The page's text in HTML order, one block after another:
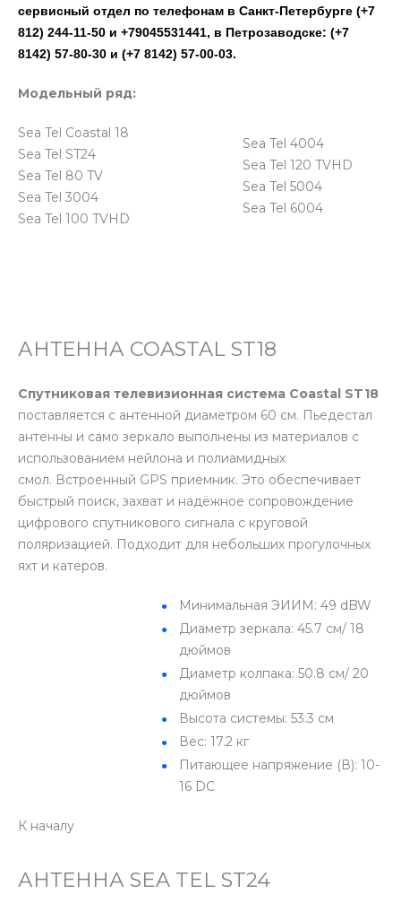
сервисный отдел по телефонам в Санкт-Петербурге (+7
812) 244-11-50 и +79045531441, в Петрозаводске: (+7
8142) 57-80-30 и (+7 8142) 57-00-03.
Модельный ряд:
Sea Tel Coastal 18
Sea Tel ST24
Sea Tel 80 TV
Sea Tel 3004
Sea Tel 100 TVHD
Sea Tel 4004
Sea Tel 120 TVHD
Sea Tel 5004
Sea Tel 6004
АНТЕННА COASTAL ST18
Спутниковая телевизионная система Coastal ST18
поставляется с антенной диаметром 60 см. Пьедестал
антенны и само зеркало выполнены из материалов с
использованием нейлона и полиамидных
смол. Встроенный GPS приемник. Это обеспечивает
быстрый поиск, захват и надёжное сопровождение
цифрового спутникового сигнала с круговой
поляризацией. Подходит для небольших прогулочных
яхт и катеров.
Минимальная ЭИИМ: 49 dBW
Диаметр зеркала: 45.7 cм/ 18
дюймов
Диаметр колпака: 50.8 cм/ 20
дюймов
Высота системы: 53.3 см
Вес: 17.2 кг
Питающее напряжение (В): 10-
16 DC
К началу
АНТЕННА SEA TEL ST24